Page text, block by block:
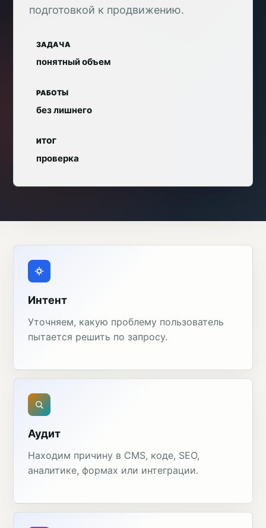
подготовкой к продвижению.
ЗАДАЧА
понятный объем
РАБОТЫ
без лишнего
ИТОГ
проверка
Интент
Уточняем, какую проблему пользователь
пытается решить по запросу.
Аудит
Находим причину в CMS, коде, SEO,
аналитике, формах или интеграции.